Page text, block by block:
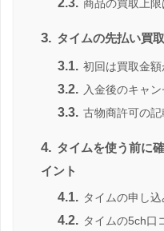
2.3. 商品の買取上限
3. タイムの先払い買
3.1. 初回は買取金
3.2. 入金後のキャ
3.3. 古物商許可の記
4. タイムを使う前に
イント
4.1. タイムの申し
4.2. タイムの5ch口